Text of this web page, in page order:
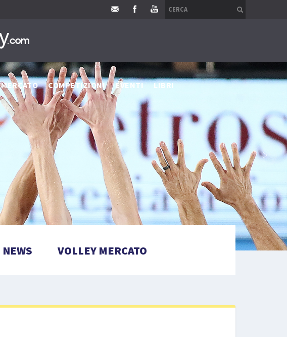
COMPETIZIONI EVENTI LIBRI
›
NEWS VOLLEY MERCATO